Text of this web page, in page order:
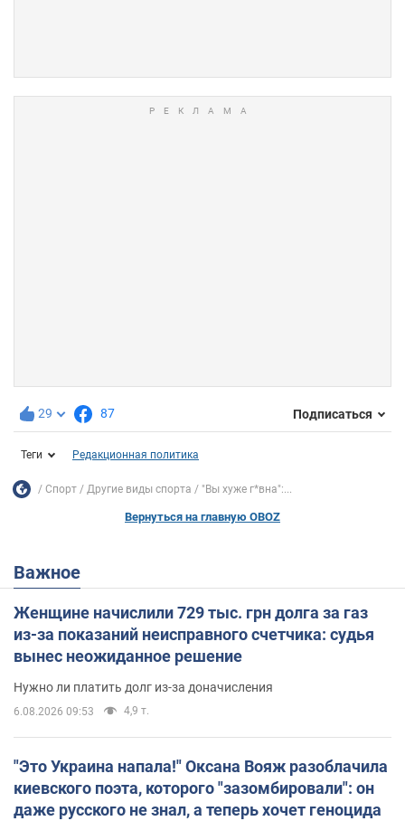
29 87 Подписаться
Теги Редакционная политика
Спорт Другие виды спорта "Вы хуже г*вна":...
Вернуться на главную OBOZ
Важное
Женщине начислили 729 тыс. грн долга за газ
из-за показаний неисправного счетчика: судья
вынес неожиданное решение
Нужно ли платить долг из-за доначисления
6.08.2026 09:53 4,9 т.
"Это Украина напала!" Оксана Вояж разоблачила
киевского поэта, которого "зазомбировали": он
даже русского не знал, а теперь хочет геноцида